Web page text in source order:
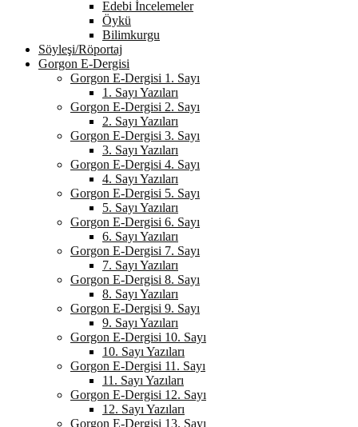
Edebi İncelemeler
Öykü
Bilimkurgu
Söyleşi/Röportaj
Gorgon E-Dergisi
Gorgon E-Dergisi 1. Sayı
1. Sayı Yazıları
Gorgon E-Dergisi 2. Sayı
2. Sayı Yazıları
Gorgon E-Dergisi 3. Sayı
3. Sayı Yazıları
Gorgon E-Dergisi 4. Sayı
4. Sayı Yazıları
Gorgon E-Dergisi 5. Sayı
5. Sayı Yazıları
Gorgon E-Dergisi 6. Sayı
6. Sayı Yazıları
Gorgon E-Dergisi 7. Sayı
7. Sayı Yazıları
Gorgon E-Dergisi 8. Sayı
8. Sayı Yazıları
Gorgon E-Dergisi 9. Sayı
9. Sayı Yazıları
Gorgon E-Dergisi 10. Sayı
10. Sayı Yazıları
Gorgon E-Dergisi 11. Sayı
11. Sayı Yazıları
Gorgon E-Dergisi 12. Sayı
12. Sayı Yazıları
Gorgon E-Dergisi 13. Sayı